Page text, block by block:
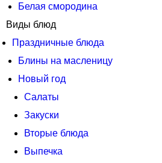
Белая смородина
Виды блюд
Праздничные блюда
Блины на масленицу
Новый год
Салаты
Закуски
Вторые блюда
Выпечка